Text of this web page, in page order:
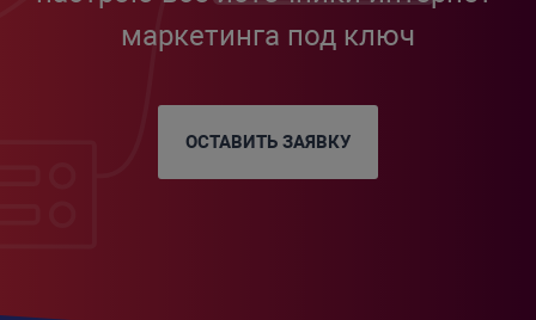
маркетинга под ключ
ОСТАВИТЬ ЗАЯВКУ